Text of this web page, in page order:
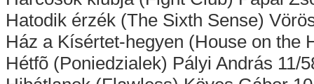
Hatodik érzék (The Sixth Sense)
Ház a Kísértet-hegyen (House on the
Hétfõ (Poniedzialek) Pályi András 11/